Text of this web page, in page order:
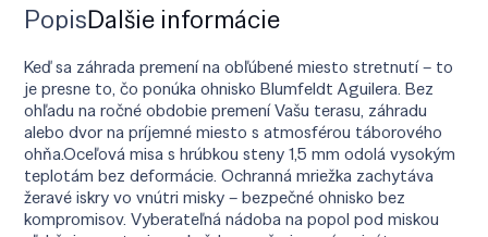
PopisĎalšie informácie
Keď sa záhrada premení na obľúbené miesto stretnutí – to
je presne to, čo ponúka ohnisko Blumfeldt Aguilera. Bez
ohľadu na ročné obdobie premení Vašu terasu, záhradu
alebo dvor na príjemné miesto s atmosférou táborového
ohňa.Oceľová misa s hrúbkou steny 1,5 mm odolá vysokým
teplotám bez deformácie. Ochranná mriežka zachytáva
žeravé iskry vo vnútri misky – bezpečné ohnisko bez
kompromisov. Vyberateľná nádoba na popol pod miskou